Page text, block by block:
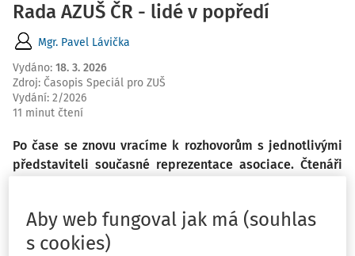
Rada AZUŠ ČR - lidé v popředí
Mgr. Pavel Lávička
Vydáno: 18. 3. 2026
Zdroj: Časopis Speciál pro ZUŠ
Vydání: 2/2026
11 minut čtení
Po čase se znovu vracíme k rozhovorům s jednotlivými
představiteli současné reprezentace asociace. Čtenáři
dalšího člena Rady AZUŠ ČR jsme oslovili předsedu
AZUŠ hlavního města Prahy pana Pavla Lávičku, ředitele
Aby web fungoval jak má (souhlas
s cookies)